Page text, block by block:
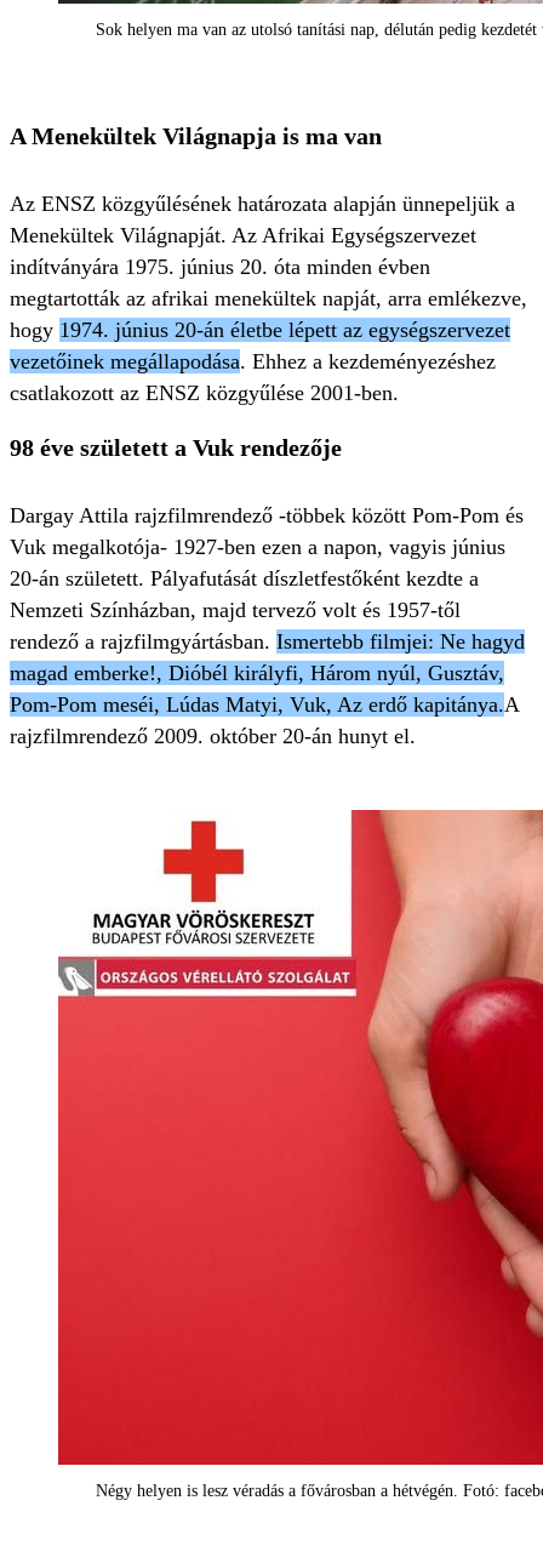
Sok helyen ma van az utolsó tanítási nap, délután pedig
A Menekültek Világnapja is ma van
Az ENSZ közgyűlésének határozata alapján ünnepeljük a
Menekültek Világnapját. Az Afrikai Egységszervezet
indítványára 1975. június 20. óta minden évben
megtartották az afrikai menekültek napját, arra emlékezve,
hogy 1974. június 20-án életbe lépett az egységszervezet
vezetőinek megállapodása. Ehhez a kezdeményezéshez
csatlakozott az ENSZ közgyűlése 2001-ben.
98 éve született a Vuk rendezője
Dargay Attila rajzfilmrendező -többek között Pom-Pom és
Vuk megalkotója- 1927-ben ezen a napon, vagyis június
20-án született. Pályafutását díszletfestőként kezdte a
Nemzeti Színházban, majd tervező volt és 1957-től
rendező a rajzfilmgyártásban. Ismertebb filmjei: Ne hagyd
magad emberke!, Dióbél királyfi, Három nyúl, Gusztáv,
Pom-Pom meséi, Lúdas Matyi, Vuk, Az erdő kapitánya.A
rajzfilmrendező 2009. október 20-án hunyt el.
Négy helyen is lesz véradás a fővárosban a hétvégén. Fotó: